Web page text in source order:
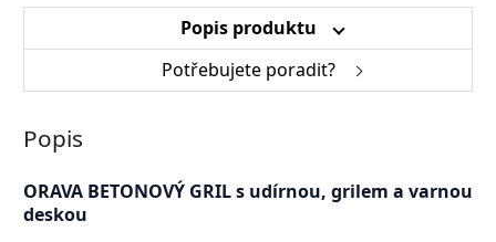
Popis produktu
Potřebujete poradit?
Popis
ORAVA BETONOVÝ GRIL s udírnou, grilem a varnou
deskou